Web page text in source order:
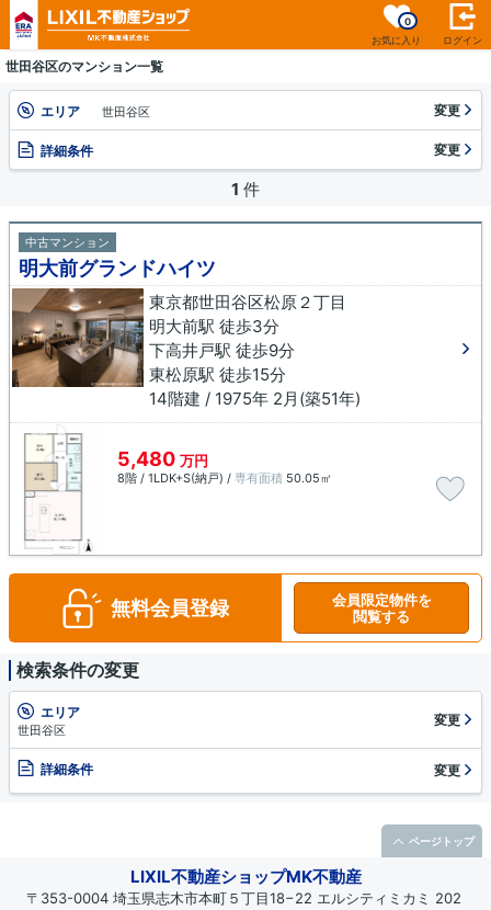
お気に入り
0
ログイン
世田谷区のマンション一覧
エリア 世田谷区 変更
詳細条件 変更
1 件
中古マンション
明大前グランドハイツ
東京都世田谷区松原２丁目
明大前駅 徒歩3分
下高井戸駅 徒歩9分
東松原駅 徒歩15分
14階建 / 1975年 2月(築51年)
5,480 万円
8階 / 1LDK+S(納戸) / 専有面積 50.05㎡
無料会員登録
会員限定物件を
閲覧する
検索条件の変更
エリア
世田谷区
変更
詳細条件 変更
LIXIL不動産ショップMK不動産
〒353-0004 埼玉県志木市本町５丁目18−22 エルシティミカミ 202
ページトップ